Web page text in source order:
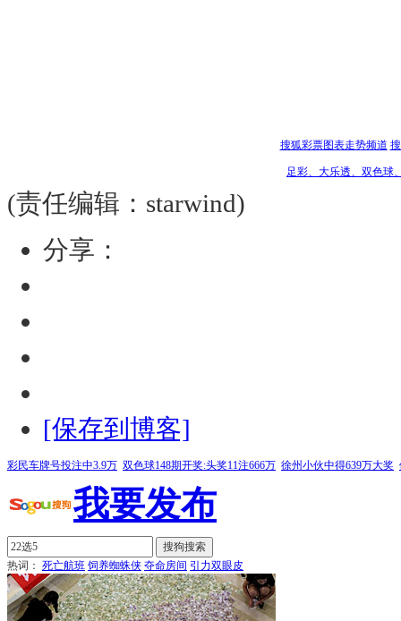
搜狐彩票图表走势频道
足彩、大乐透、双色球
(责任编辑：starwind)
分享：
[保存到博客]
彩民车牌号投注中3.9万 双色球148期开奖:头奖11注666万 徐州小伙中得639万大奖
我要发布
热词： 死亡航班 饲养蜘蛛侠 夺命房间 引力双眼皮